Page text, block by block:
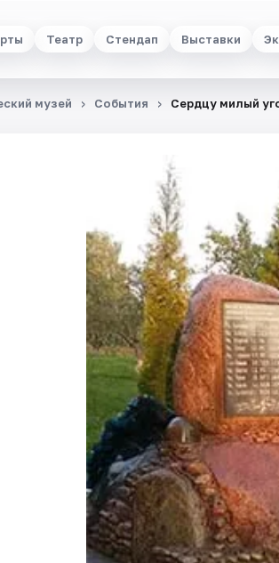
Театр Стендап Выставки
музей События Сердцу милый